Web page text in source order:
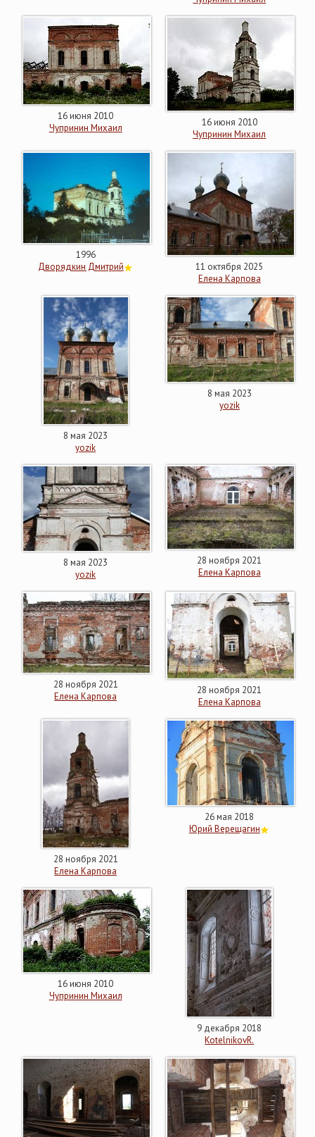
16 июня 2010
Чупринин Михаил
16 июня 2010
Чупринин Михаил
1996
Дворядкин Дмитрий
11 октября 2025
Елена Карпова
8 мая 2023
yozik
8 мая 2023
yozik
8 мая 2023
yozik
28 ноября 2021
Елена Карпова
28 ноября 2021
Елена Карпова
28 ноября 2021
Елена Карпова
28 ноября 2021
Елена Карпова
26 мая 2018
Юрий Верещагин
16 июня 2010
Чупринин Михаил
9 декабря 2018
KotelnikovR.